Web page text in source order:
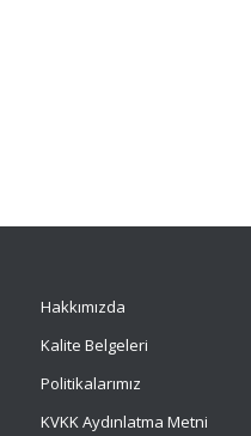
Hakkımızda
Kalite Belgeleri
Politikalarımız
KVKK Aydınlatma Metni